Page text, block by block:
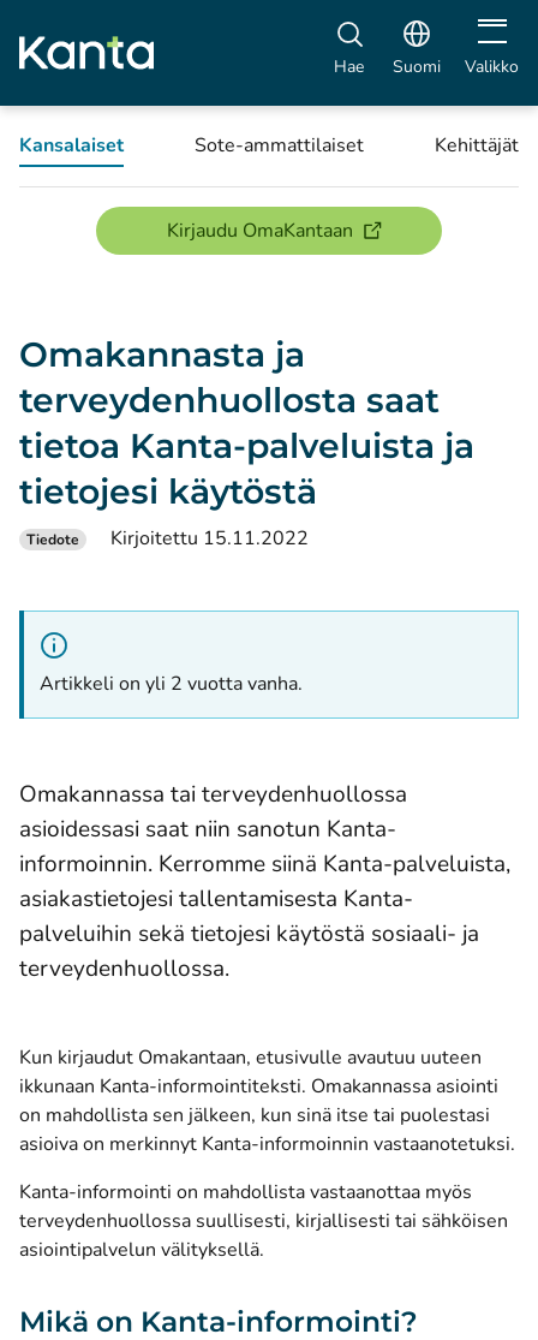
Hae Suomi Avaa
Valikko
Kansalaiset Sote-ammattilaiset Kehittäjät
Kirjaudu OmaKantaan(avautuu uuteen
Omakannasta ja
terveydenhuollosta saat
tietoa Kanta-palveluista ja
tietojesi käytöstä
Tiedote Kirjoitettu 15.11.2022
Artikkeli on yli 2 vuotta vanha.
Omakannassa tai terveydenhuollossa
asioidessasi saat niin sanotun Kanta-
informoinnin. Kerromme siinä Kanta-palveluista,
asiakastietojesi tallentamisesta Kanta-
palveluihin sekä tietojesi käytöstä sosiaali- ja
terveydenhuollossa.
Kun kirjaudut Omakantaan, etusivulle avautuu uuteen
ikkunaan Kanta-informointiteksti. Omakannassa asiointi
on mahdollista sen jälkeen, kun sinä itse tai puolestasi
asioiva on merkinnyt Kanta-informoinnin vastaanotetuksi.
Kanta-informointi on mahdollista vastaanottaa myös
terveydenhuollossa suullisesti, kirjallisesti tai sähköisen
asiointipalvelun välityksellä.
Mikä on Kanta-informointi?